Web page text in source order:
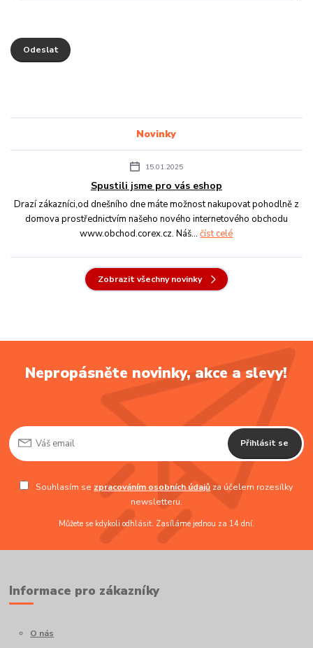
Novinky
15.01.2025
Spustili jsme pro vás eshop
Drazí zákazníci,od dnešního dne máte možnost nakupovat pohodlně z
domova prostřednictvím našeho nového internetového obchodu
www.obchod.corex.cz. Náš...číst celé
Zobrazit všechny novinky
Nepropásněte novinky, akce a slevy!
Přihlásit se
Souhlasím se zpracováním osobních údajů za účelem rozesílky
newsletteru.
Můžete se kdykoli odhlásit. Zasíláme jednou za 14 dní.
Informace pro zákazníky
O nás